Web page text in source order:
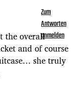
the overall
and of course
she truly
Zum
Antworten
anmelden